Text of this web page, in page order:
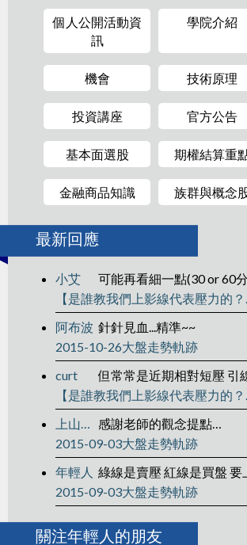
個人公開活動資
訊
學院介紹
機會 技術原理
投資講座 官方公告
基本面選股 期權結算重
金融商品知識 族群與概念
最新回應
小艾
【
阿布波 針針見血...精準~~
2015-10-26大盤走勢軌跡
curt
【
上山採茶YA✪修心修性修觀念
感謝老師的觀念提點…
2015-09-03大盤走勢軌跡
年輕人
2015-09-03大盤走勢軌跡
關注年輕人的朋友